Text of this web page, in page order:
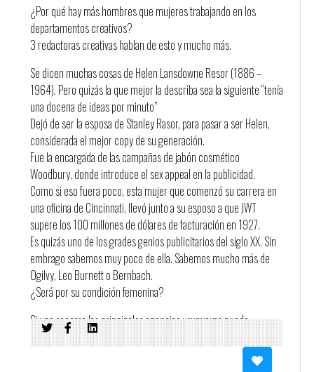
¿Por qué hay más hombres que mujeres trabajando en los
departamentos creativos?
3 redactoras creativas hablan de esto y mucho más.
Se dicen muchas cosas de Helen Lansdowne Resor (1886 –
1964). Pero quizás la que mejor la describa sea la siguiente “tenía
una docena de ideas por minuto”
Dejó de ser la esposa de Stanley Rasor, para pasar a ser Helen,
considerada el mejor copy de su generación.
Fue la encargada de las campañas de jabón cosmético
Woodbury, donde introduce el sex appeal en la publicidad.
Como si eso fuera poco, esta mujer que comenzó su carrera en
una oficina de Cincinnati, llevó junto a su esposo a que JWT
supere los 100 millones de dólares de facturación en 1927.
Es quizás uno de los grades genios publicitarios del siglo XX. Sin
embrago sabemos muy poco de ella. Sabemos mucho más de
Ogilvy, Leo Burnett o Bernbach.
¿Será por su condición femenina?
Si uno recorre las principales agencias uruguayas puede
observar que la mayor parte de los cargos de creativos son
ocupados por hombres. Incluso hay agencias donde no hay